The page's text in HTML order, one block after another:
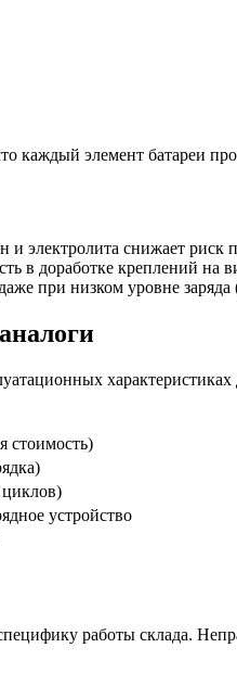
элемент батареи
электролита снижает риск
в доработке креплений на
при низком уровне
стоимость)
устройство
работы склада.